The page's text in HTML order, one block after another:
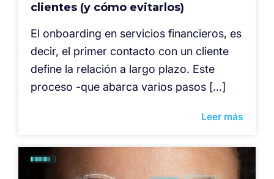
clientes (y cómo evitarlos)
El onboarding en servicios financieros, es
decir, el primer contacto con un cliente
define la relación a largo plazo. Este
proceso -que abarca varios pasos […]
Leer más